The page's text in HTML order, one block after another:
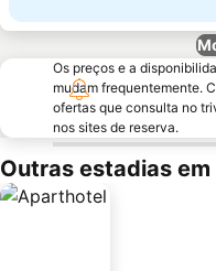
Os preços e a
mudam frequentemente.
ofertas que consulta no
nos sites de reserva.
Outras estadias